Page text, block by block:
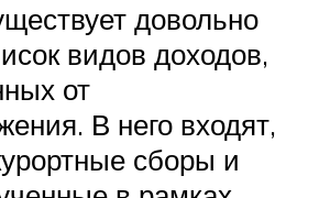
довольно
видов доходов,
от
В него входят,
сборы и